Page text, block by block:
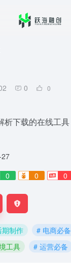
0 0
析下载的在线工具
0 0 0
期制作 # 电商必备
工具 # 运营必备